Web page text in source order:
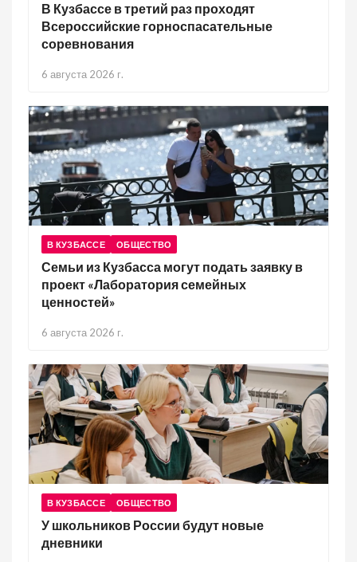
В Кузбассе в третий раз проходят
Всероссийские горноспасательные
соревнования
6 августа 2026 г.
В КУЗБАССЕ ОБЩЕСТВО
Семьи из Кузбасса могут подать заявку в
проект «Лаборатория семейных
ценностей»
6 августа 2026 г.
В КУЗБАССЕ ОБЩЕСТВО
У школьников России будут новые
дневники